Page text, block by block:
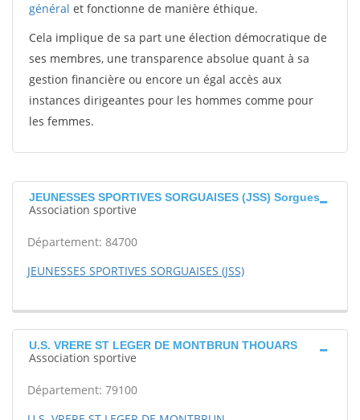
général et fonctionne de manière éthique.
Cela implique de sa part une élection démocratique de
ses membres, une transparence absolue quant à sa
gestion financière ou encore un égal accès aux
instances dirigeantes pour les hommes comme pour
les femmes.
JEUNESSES SPORTIVES SORGUAISES (JSS) Sorgues
Association sportive
Département: 84700
JEUNESSES SPORTIVES SORGUAISES (JSS)
U.S. VRERE ST LEGER DE MONTBRUN THOUARS
Association sportive
Département: 79100